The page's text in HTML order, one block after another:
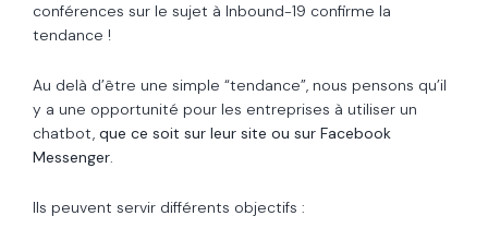
conférences sur le sujet à Inbound-19 confirme la
tendance !
Au delà d’être une simple “tendance”, nous pensons qu’il
y a une opportunité pour les entreprises à utiliser un
chatbot, que ce soit sur leur site ou sur Facebook
Messenger.
Ils peuvent servir différents objectifs :